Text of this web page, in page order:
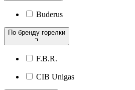
Buderus
По бренду горелки
F.B.R.
CIB Unigas